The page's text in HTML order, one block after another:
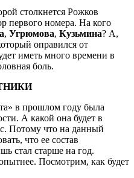
столкнется Рожков
первого номера. На кого
, Угрюмова, Кузьмина? А,
оправился от
иметь много времени в
боль.
в прошлом году была
А какой она будет в
Потому что на данный
что ее состав
стал старше на год.
Посмотрим, как будет